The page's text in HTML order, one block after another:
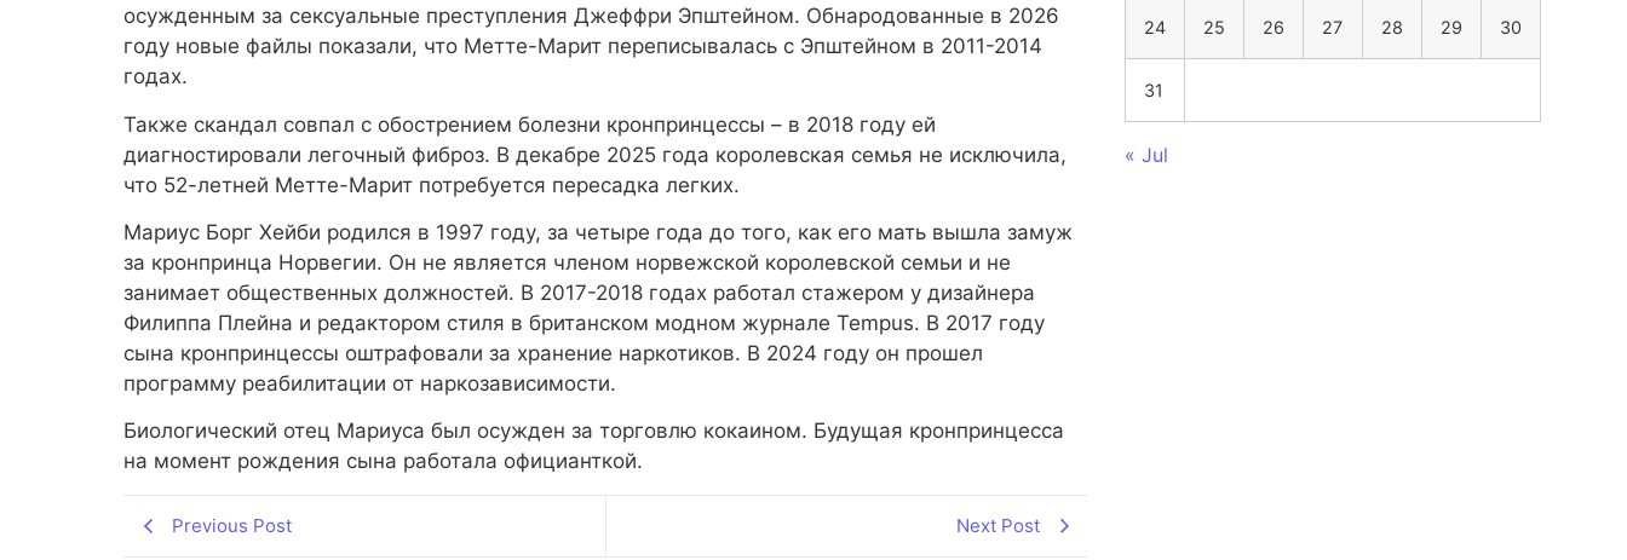
осужденным за сексуальные преступления Джеффри Эпштейном. Обнародованные в 2026
году новые файлы показали, что Метте-Марит переписывалась с Эпштейном в 2011-2014
годах.
Также скандал совпал с обострением болезни кронпринцессы – в 2018 году ей
диагностировали легочный фиброз. В декабре 2025 года королевская семья не исключила,
что 52-летней Метте-Марит потребуется пересадка легких.
Мариус Борг Хейби родился в 1997 году, за четыре года до того, как его мать вышла замуж
за кронпринца Норвегии. Он не является членом норвежской королевской семьи и не
занимает общественных должностей. В 2017-2018 годах работал стажером у дизайнера
Филиппа Плейна и редактором стиля в британском модном журнале Tempus. В 2017 году
сына кронпринцессы оштрафовали за хранение наркотиков. В 2024 году он прошел
программу реабилитации от наркозависимости.
Биологический отец Мариуса был осужден за торговлю кокаином. Будущая кронпринцесса
на момент рождения сына работала официанткой.
Previous Post Next Post
24 25 26 27 28 29 30
31
« Jul